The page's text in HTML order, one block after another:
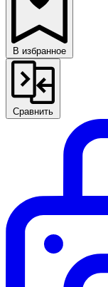
В избранное
Сравнить